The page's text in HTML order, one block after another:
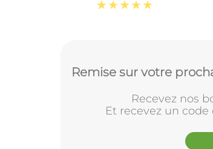
Remise sur votre
Recevez nos
Et recevez un